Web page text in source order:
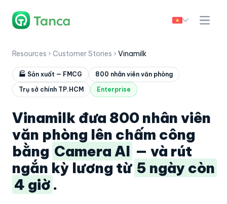
Resources › Customer Stories › Vinamilk
🏭 Sản xuất — FMCG
800 nhân viên văn phòng
Trụ sở chính TP.HCM
Enterprise
Vinamilk đưa 800 nhân viên
văn phòng lên chấm công
bằng Camera AI — và rút
ngắn kỳ lương từ 5 ngày còn
4 giờ .